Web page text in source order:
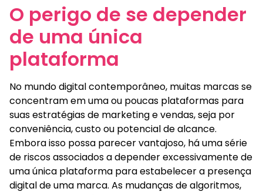
O perigo de se depender
de uma única
plataforma
No mundo digital contemporâneo, muitas marcas se
concentram em uma ou poucas plataformas para
suas estratégias de marketing e vendas, seja por
conveniência, custo ou potencial de alcance.
Embora isso possa parecer vantajoso, há uma série
de riscos associados a depender excessivamente de
uma única plataforma para estabelecer a presença
digital de uma marca. As mudanças de algoritmos,